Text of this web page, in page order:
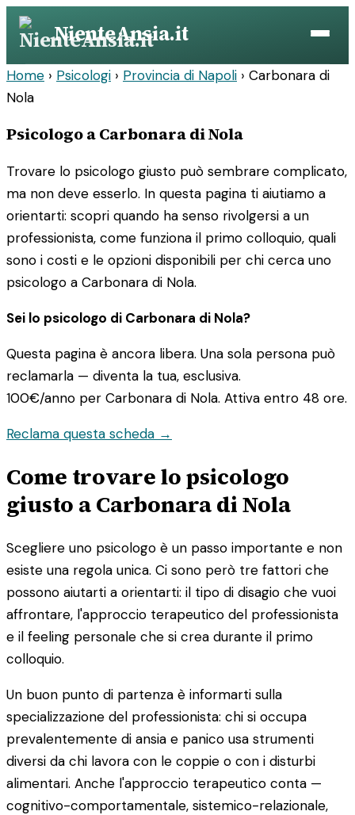
Vai
contenuto
NienteAnsia.it
Home › Psicologi › Provincia di Napoli › Carbonara di
Nola
Psicologo a Carbonara di Nola
Trovare lo psicologo giusto può sembrare complicato,
ma non deve esserlo. In questa pagina ti aiutiamo a
orientarti: scopri quando ha senso rivolgersi a un
professionista, come funziona il primo colloquio, quali
sono i costi e le opzioni disponibili per chi cerca uno
psicologo a Carbonara di Nola.
Sei lo psicologo di Carbonara di Nola?
Questa pagina è ancora libera. Una sola persona può
reclamarla — diventa la tua, esclusiva.
100€/anno per Carbonara di Nola. Attiva entro 48 ore.
Reclama questa scheda →
Come trovare lo psicologo
giusto a Carbonara di Nola
Scegliere uno psicologo è un passo importante e non
esiste una regola unica. Ci sono però tre fattori che
possono aiutarti a orientarti: il tipo di disagio che vuoi
affrontare, l'approccio terapeutico del professionista
e il feeling personale che si crea durante il primo
colloquio.
Un buon punto di partenza è informarti sulla
specializzazione del professionista: chi si occupa
prevalentemente di ansia e panico usa strumenti
diversi da chi lavora con le coppie o con i disturbi
alimentari. Anche l'approccio terapeutico conta —
cognitivo-comportamentale, sistemico-relazionale,